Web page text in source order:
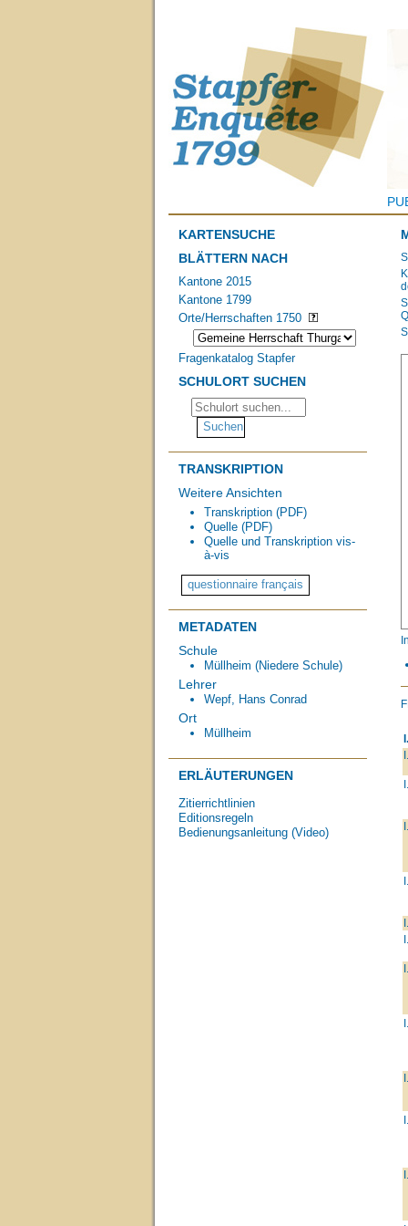
KARTENSUCHE
BLÄTTERN NACH
Kantone 2015
Kantone 1799
Orte/Herrschaften 1750
Fragenkatalog Stapfer
SCHULORT SUCHEN
TRANSKRIPTION
Weitere Ansichten
Transkription (PDF)
Quelle (PDF)
Quelle und Transkription vis-
à-vis
METADATEN
Schule
Müllheim (Niedere Schule)
Lehrer
Wepf, Hans Conrad
Ort
Müllheim
ERLÄUTERUNGEN
Zitierrichtlinien
Editionsregeln
Bedienungsanleitung (Video)